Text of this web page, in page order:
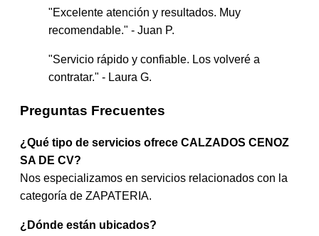
"Excelente atención y resultados. Muy
recomendable." - Juan P.
"Servicio rápido y confiable. Los volveré a
contratar." - Laura G.
Preguntas Frecuentes
¿Qué tipo de servicios ofrece CALZADOS CENOZ
SA DE CV?
Nos especializamos en servicios relacionados con la
categoría de ZAPATERIA.
¿Dónde están ubicados?